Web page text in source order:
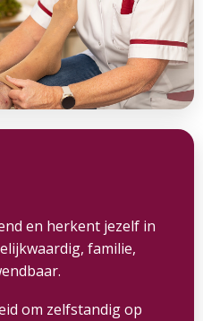
en herkent jezelf in
familie,
om zelfstandig op